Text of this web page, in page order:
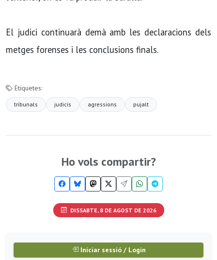
El judici continuarà demà amb les declaracions dels
metges forenses i les conclusions finals.
Etiquetes:
tribunals judicis agressions pujalt
Ho vols compartir?
DISSABTE, 8 DE AGOST DE 2026
Iniciar sessió / Login